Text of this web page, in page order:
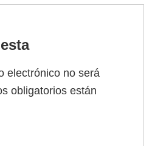
electrónico no será
obligatorios están